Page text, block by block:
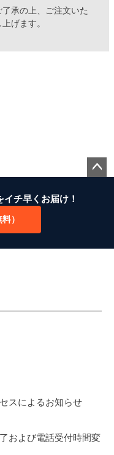
承の上、ご注文いた
げます。
チ早くお届け！
）
スによるお知らせ
および電話受付時間変